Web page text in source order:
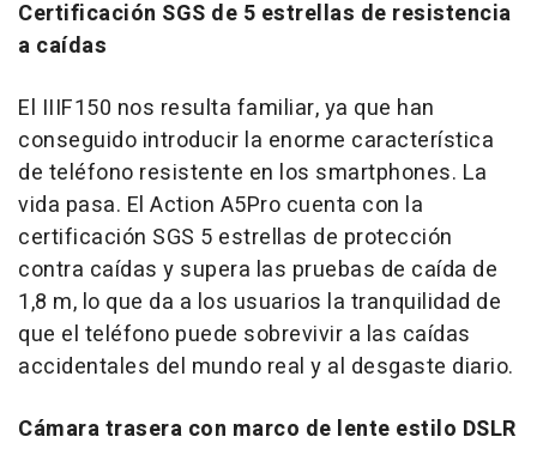
Certificación SGS de 5 estrellas de resistencia
a caídas
El IIIF150 nos resulta familiar, ya que han
conseguido introducir la enorme característica
de teléfono resistente en los smartphones. La
vida pasa. El Action A5Pro cuenta con la
certificación SGS 5 estrellas de protección
contra caídas y supera las pruebas de caída de
1,8 m, lo que da a los usuarios la tranquilidad de
que el teléfono puede sobrevivir a las caídas
accidentales del mundo real y al desgaste diario.
Cámara trasera con marco de lente estilo DSLR